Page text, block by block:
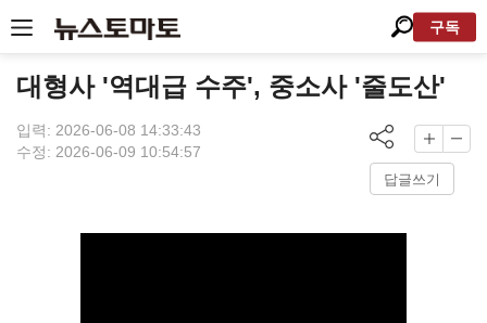
구독
대형사 '역대급 수주', 중소사 '줄도산'
입력: 2026-06-08 14:33:43
수정: 2026-06-09 10:54:57
답글쓰기